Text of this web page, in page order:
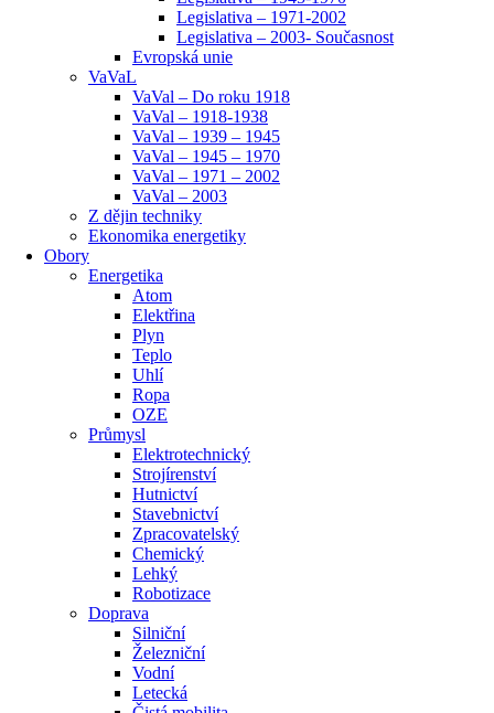
Legislativa – 1971-2002
Legislativa – 2003- Současnost
Evropská unie
VaVaL
VaVal – Do roku 1918
VaVal – 1918-1938
VaVal – 1939 – 1945
VaVal – 1945 – 1970
VaVal – 1971 – 2002
VaVal – 2003
Z dějin techniky
Ekonomika energetiky
Obory
Energetika
Atom
Elektřina
Plyn
Teplo
Uhlí
Ropa
OZE
Průmysl
Elektrotechnický
Strojírenství
Hutnictví
Stavebnictví
Zpracovatelský
Chemický
Lehký
Robotizace
Doprava
Silniční
Železniční
Vodní
Letecká